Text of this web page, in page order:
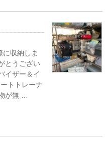
収納しま
とうござい
イザー＆イ
トトレーナ
が無 …